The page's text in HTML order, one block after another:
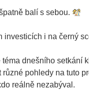
balí s sebou.
investicích i na černý
téma dnešního setkání
pohledy na tuto
reálně nezabýval.